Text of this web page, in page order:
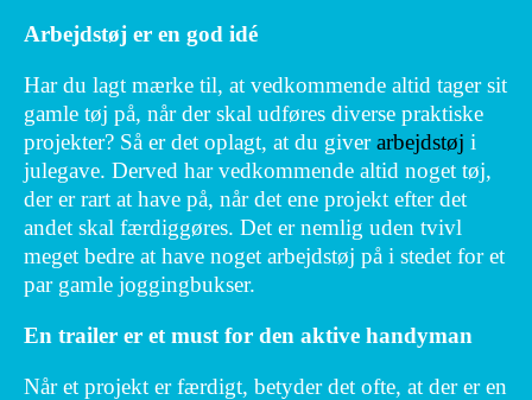
Arbejdstøj er en god idé
Har du lagt mærke til, at vedkommende altid tager sit
gamle tøj på, når der skal udføres diverse praktiske
projekter? Så er det oplagt, at du giverarbejdstøj i
julegave. Derved har vedkommende altid noget tøj,
der er rart at have på, når det ene projekt efter det
andet skal færdiggøres. Det er nemlig uden tvivl
meget bedre at have noget arbejdstøj på i stedet for et
par gamle joggingbukser.
En trailer er et must for den aktive handyman
Når et projekt er færdigt, betyder det ofte, at der er en